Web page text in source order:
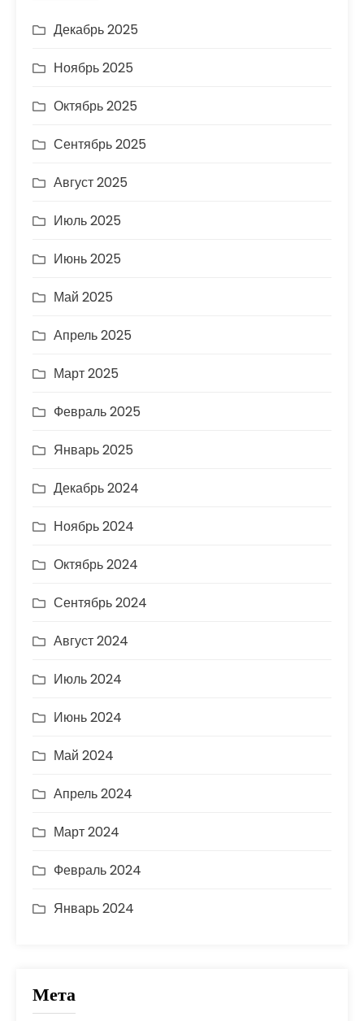
Декабрь 2025
Ноябрь 2025
Октябрь 2025
Сентябрь 2025
Август 2025
Июль 2025
Июнь 2025
Май 2025
Апрель 2025
Март 2025
Февраль 2025
Январь 2025
Декабрь 2024
Ноябрь 2024
Октябрь 2024
Сентябрь 2024
Август 2024
Июль 2024
Июнь 2024
Май 2024
Апрель 2024
Март 2024
Февраль 2024
Январь 2024
Мета